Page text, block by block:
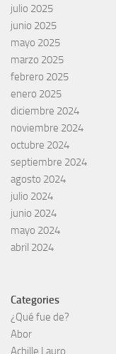
julio 2025
junio 2025
mayo 2025
marzo 2025
febrero 2025
enero 2025
diciembre 2024
noviembre 2024
octubre 2024
septiembre 2024
agosto 2024
julio 2024
junio 2024
mayo 2024
abril 2024
Categories
¿Qué fue de?
Abor
Achille Lauro